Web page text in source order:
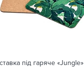
під гаряче «Jungle»